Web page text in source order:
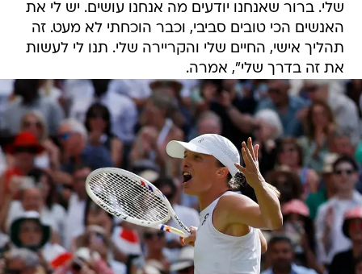
שלי. ברור שאנחנו יודעים מה אנחנו עושים. יש לי את
האנשים הכי טובים סביבי, וכבר הוכחתי לא מעט. זה
תהליך אישי, החיים שלי והקריירה שלי. תנו לי לעשות
את זה בדרך שלי", אמרה.